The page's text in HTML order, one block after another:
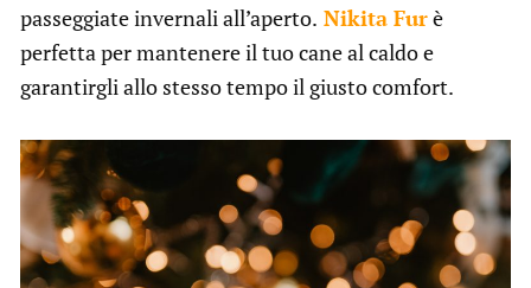
passeggiate invernali all’aperto. Nikita Furè
perfetta per mantenere il tuo cane al caldo e
garantirgli allo stesso tempo il giusto comfort.